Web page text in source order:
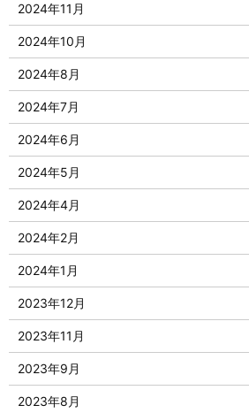
2024年11月
2024年10月
2024年8月
2024年7月
2024年6月
2024年5月
2024年4月
2024年2月
2024年1月
2023年12月
2023年11月
2023年9月
2023年8月